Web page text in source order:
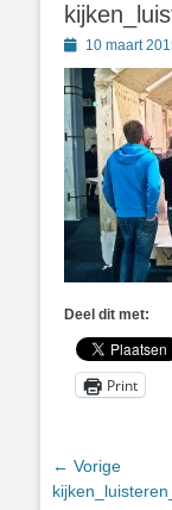
Geplaatst
op
10 maart
Deel dit met:
Print
Bericht
navigatie
← Vorige
Vorig